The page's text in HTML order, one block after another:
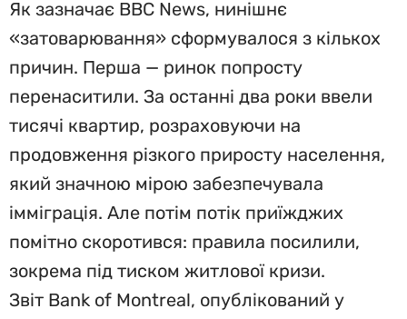
Як зазначає BBC News, нинішнє
«затоварювання» сформувалося з кількох
причин. Перша — ринок попросту
перенаситили. За останні два роки ввели
тисячі квартир, розраховуючи на
продовження різкого приросту населення,
який значною мірою забезпечувала
імміграція. Але потім потік приїжджих
помітно скоротився: правила посилили,
зокрема під тиском житлової кризи.
Звіт Bank of Montreal, опублікований у